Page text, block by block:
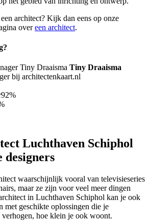
architect? Kijk dan eens op onze
overeen architect.
Tiny Draaisma
bij architectenkaart.nl
92%
Luchthaven Schiphol
designers
waarschijnlijk vooral van televisieseries
maar ze zijn voor veel meer dingen
in Luchthaven Schiphol kan je ook
met geschikte oplossingen die je
hoe klein je ook woont.